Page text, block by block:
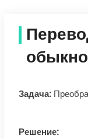
Задача:
Решение: